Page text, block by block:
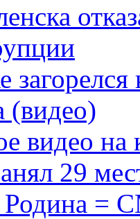
(видео)
видео на
29
Родина